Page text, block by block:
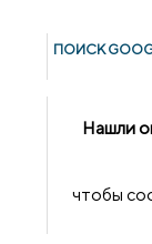
ПОИСК
Нашли
чтобы